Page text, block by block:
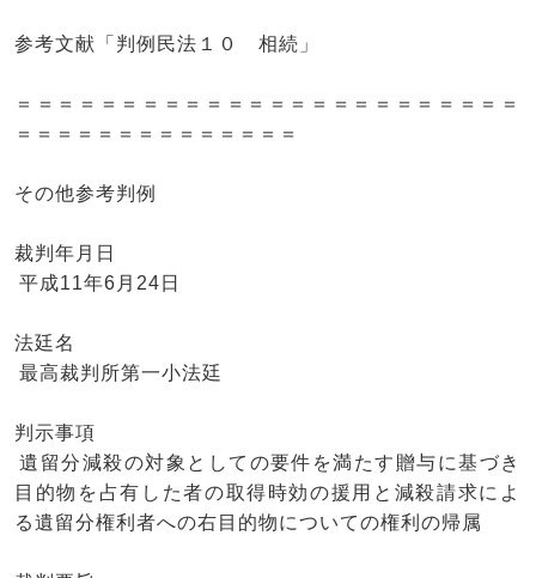
参考文献「判例民法１０ 相続」
＝＝＝＝＝＝＝＝＝＝＝＝＝＝＝＝＝＝＝＝＝＝＝＝
＝＝＝＝＝＝＝＝＝＝＝＝＝＝
その他参考判例
裁判年月日
平成11年6月24日
法廷名
最高裁判所第一小法廷
判示事項
遺留分減殺の対象としての要件を満たす贈与に基づき
目的物を占有した者の取得時効の援用と減殺請求によ
る遺留分権利者への右目的物についての権利の帰属